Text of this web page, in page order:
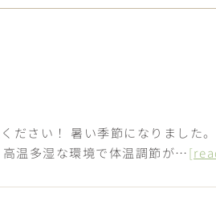
ださい！ 暑い季節になりました
高温多湿な環境で体温調節が…